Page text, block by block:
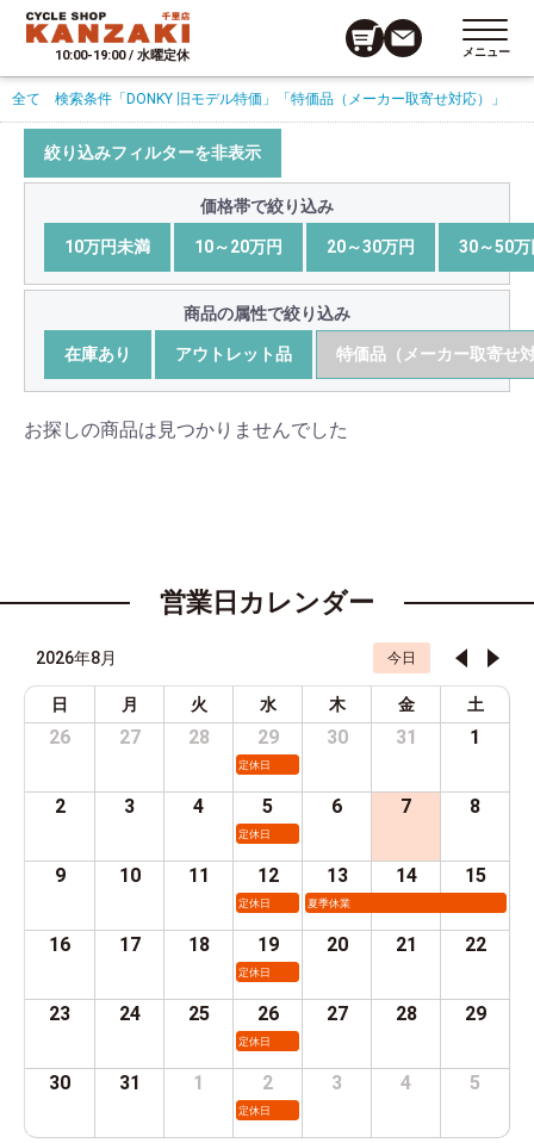
10:00-19:00 / 水曜定休 メニュー
全て 検索条件 「DONKY 旧モデル特価」 「特価品（メーカー取寄せ対応）」
絞り込みフィルターを非表示
価格帯で絞り込み
10万円未満 10～20万円 20～30万円 30～50万
商品の属性で絞り込み
在庫あり アウトレット品 特価品（メーカー取寄せ
お探しの商品は見つかりませんでした
営業日カレンダー
2026年8月 今日
日 月 火 水 木 金 土
26 27 28 29
定休日
30 31 1
2 3 4 5
定休日
6 7 8
9 10 11 12
定休日
13
夏季休業
14 15
16 17 18 19
定休日
20 21 22
23 24 25 26
定休日
27 28 29
30 31 1 2
定休日
3 4 5